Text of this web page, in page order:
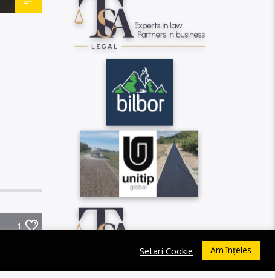
1
Setari Cookie Am înțeles